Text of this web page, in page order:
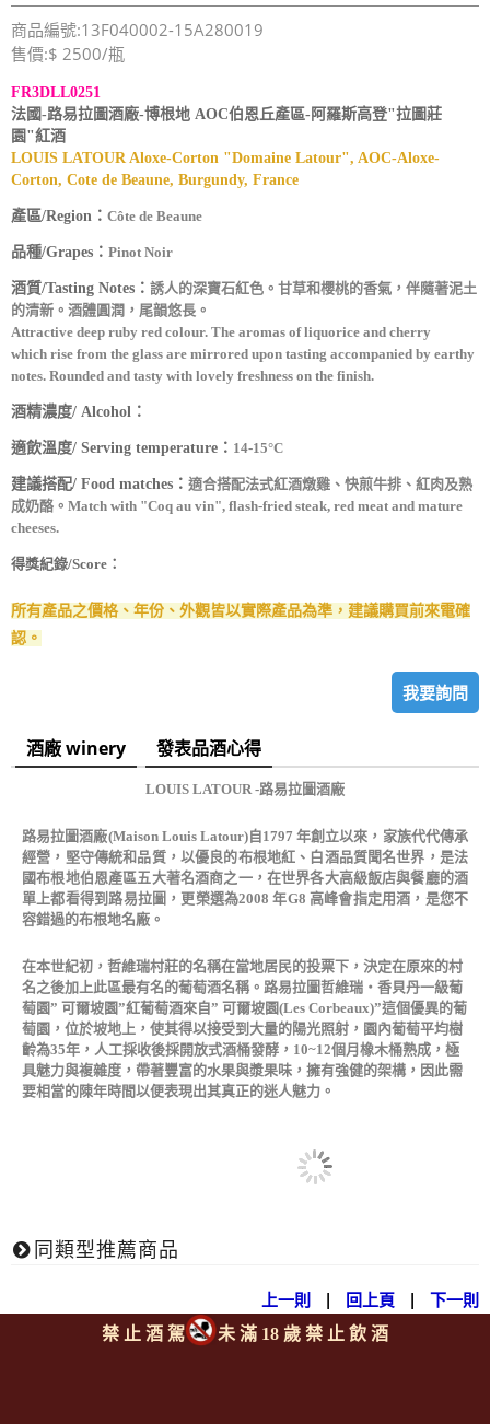
商品編號:13F040002-15A280019
售價:$ 2500/瓶
FR3DLL0251
法國-路易拉圖酒廠-博根地 AOC伯恩丘產區-阿羅斯高登"拉圖莊
園"紅酒
LOUIS LATOUR Aloxe-Corton "Domaine Latour", AOC-Aloxe-
Corton, Cote de Beaune, Burgundy, France
產區/Region： Côte de Beaune
品種/Grapes： Pinot Noir
酒質/Tasting Notes： 誘人的深寶石紅色。甘草和櫻桃的香氣，伴隨著泥土
的清新。酒體圓潤，尾韻悠長。
Attractive deep ruby red colour. The aromas of liquorice and cherry
which rise from the glass are mirrored upon tasting accompanied by earthy
notes. Rounded and tasty with lovely freshness on the finish.
酒精濃度/ Alcohol：
適飲溫度/ Serving temperature： 14-15°C
建議搭配/ Food matches： 適合搭配法式紅酒燉雞、快煎牛排、紅肉及熟
成奶酪。 Match with "Coq au vin", flash-fried steak, red meat and mature
cheeses.
得獎紀錄/Score：
所有產品之價格、年份、外觀皆以實際產品為準，建議購買前來電確
認。
我要詢問
酒廠 winery 發表品酒心得
LOUIS LATOUR-路易拉圖酒廠
路易拉圖酒廠(Maison Louis Latour)自1797 年創立以來，家族代代傳承
經營，堅守傳統和品質，以優良的布根地紅、白酒品質聞名世界，是法
國布根地伯恩產區五大著名酒商之一，在世界各大高級飯店與餐廳的酒
單上都看得到路易拉圖，更榮選為2008 年G8 高峰會指定用酒，是您不
容錯過的布根地名廠。
在本世紀初，哲維瑞村莊的名稱在當地居民的投票下，決定在原來的村
名之後加上此區最有名的葡萄酒名稱。路易拉圖哲維瑞‧香貝丹一級葡
萄園” 可爾坡園”紅葡萄酒來自” 可爾坡園(Les Corbeaux)”這個優異的葡
萄園，位於坡地上，使其得以接受到大量的陽光照射，園內葡萄平均樹
齡為35年，人工採收後採開放式酒桶發酵，10~12個月橡木桶熟成，極
具魅力與複雜度，帶著豐富的水果與漿果味，擁有強健的架構，因此需
要相當的陳年時間以便表現出其真正的迷人魅力。
同類型推薦商品
上一則 | 回上頁 | 下一則
禁 止 酒 駕 未 滿 18 歲 禁 止 飲 酒